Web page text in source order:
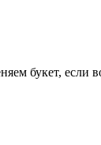
букет, если